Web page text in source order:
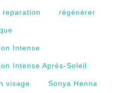
reparation régénérer
Intense
Intense Après-Soleil
visage Sonya Henna